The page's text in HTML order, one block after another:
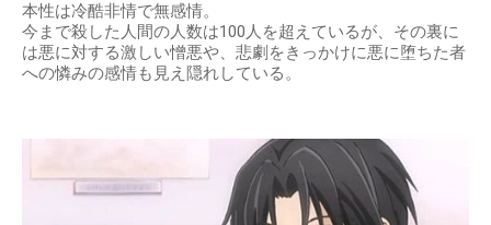
本性は冷酷非情で無感情。
今まで殺した人間の人数は100人を超えているが、その裏に
は悪に対する激しい憎悪や、悲劇をきっかけに悪に堕ちた者
への憐みの感情も見え隠れしている。